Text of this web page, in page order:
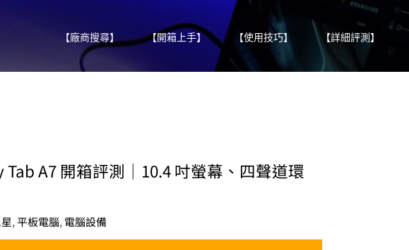
【廠商搜尋】 【開箱上手】 【使用技巧】 【詳細評測】
A7 開箱評測｜10.4 吋螢幕、四聲道環
,平板電腦, 電腦設備